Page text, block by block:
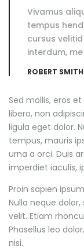
Vivamus
tempus
cursus
interdum,
ROBERT SMITH
Sed mollis, eros
libero, non
ligula eget dolor.
tempus, mauris
urna a orci. Duis
imperdiet iaculis,
Proin sapien
Nulla neque
velit. Etiam
Phasellus leo
nisi.